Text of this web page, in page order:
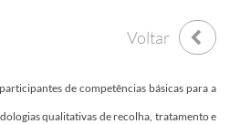
Voltar
de competências básicas para a
qualitativas de recolha, tratamento e